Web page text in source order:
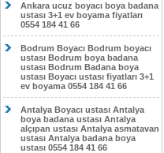
Ankara ucuz boyacı boya badana
ustası 3+1 ev boyama fiyatları
0554 184 41 66
Bodrum Boyacı Bodrum boyacı
ustası Bodrum boya badana
ustası Bodrum Badana boya
ustası Boyacı ustası fiyatları 3+1
ev boyama 0554 184 41 66
Antalya Boyacı ustası Antalya
boya badana ustası Antalya
alçıpan ustası Antalya asmatavan
ustası Antalya badana boya
ustası 0554 184 41 66